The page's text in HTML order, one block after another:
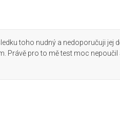
toho nudný a nedoporučuji jej
Právě pro to mě test moc nepoučil